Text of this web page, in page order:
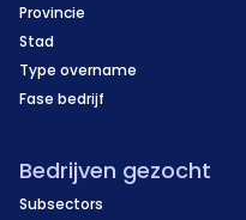
Provincie
Stad
Type overname
Fase bedrijf
Bedrijven gezocht
Subsectors